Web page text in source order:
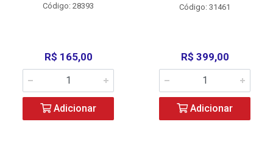
Código: 28393
R$ 165,00
Adicionar
Código: 31461
R$ 399,00
Adicionar